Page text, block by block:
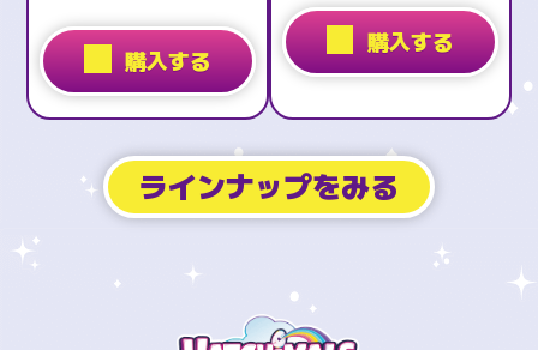
購入する
購入する
ラインナップをみる